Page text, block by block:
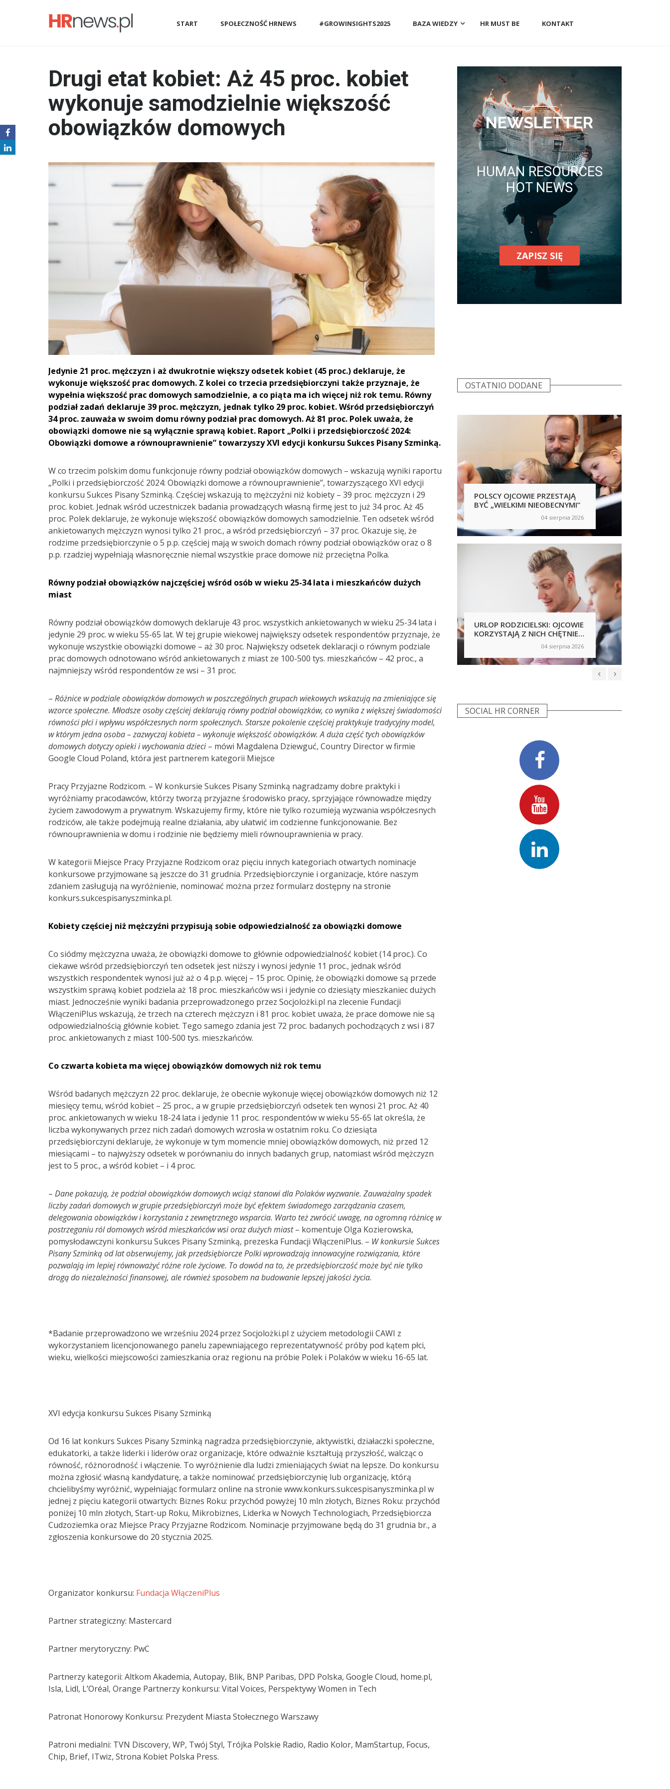
START SPOŁECZNOŚĆ HRNEWS #GROWINSIGHTS2025 BAZA WIEDZY HR MUST BE KONTAKT
Drugi etat kobiet: Aż 45 proc. kobiet
wykonuje samodzielnie większość
obowiązków domowych
Jedynie 21 proc. mężczyzn i aż dwukrotnie większy odsetek kobiet (45 proc.) deklaruje, że
wykonuje większość prac domowych. Z kolei co trzecia przedsiębiorczyni także przyznaje, że
wypełnia większość prac domowych samodzielnie, a co piąta ma ich więcej niż rok temu. Równy
podział zadań deklaruje 39 proc. mężczyzn, jednak tylko 29 proc. kobiet. Wśród przedsiębiorczyń
34 proc. zauważa w swoim domu równy podział prac domowych. Aż 81 proc. Polek uważa, że
obowiązki domowe nie są wyłącznie sprawą kobiet. Raport „Polki i przedsiębiorczość 2024:
Obowiązki domowe a równouprawnienie” towarzyszy XVI edycji konkursu Sukces Pisany Szminką.
W co trzecim polskim domu funkcjonuje równy podział obowiązków domowych – wskazują wyniki raportu
„Polki i przedsiębiorczość 2024: Obowiązki domowe a równouprawnienie”, towarzyszącego XVI edycji
konkursu Sukces Pisany Szminką. Częściej wskazują to mężczyźni niż kobiety – 39 proc. mężczyzn i 29
proc. kobiet. Jednak wśród uczestniczek badania prowadzących własną firmę jest to już 34 proc. Aż 45
proc. Polek deklaruje, że wykonuje większość obowiązków domowych samodzielnie. Ten odsetek wśród
ankietowanych mężczyzn wynosi tylko 21 proc., a wśród przedsiębiorczyń – 37 proc. Okazuje się, że
rodzime przedsiębiorczynie o 5 p.p. częściej mają w swoich domach równy podział obowiązków oraz o 8
p.p. rzadziej wypełniają własnoręcznie niemal wszystkie prace domowe niż przeciętna Polka.
Równy podział obowiązków najczęściej wśród osób w wieku 25-34 lata i mieszkańców dużych
miast
Równy podział obowiązków domowych deklaruje 43 proc. wszystkich ankietowanych w wieku 25-34 lata i
jedynie 29 proc. w wieku 55-65 lat. W tej grupie wiekowej największy odsetek respondentów przyznaje, że
wykonuje wszystkie obowiązki domowe – aż 30 proc. Największy odsetek deklaracji o równym podziale
prac domowych odnotowano wśród ankietowanych z miast ze 100-500 tys. mieszkańców – 42 proc., a
najmniejszy wśród respondentów ze wsi – 31 proc.
– Różnice w podziale obowiązków domowych w poszczególnych grupach wiekowych wskazują na zmieniające się
wzorce społeczne. Młodsze osoby częściej deklarują równy podział obowiązków, co wynika z większej świadomości
równości płci i wpływu współczesnych norm społecznych. Starsze pokolenie częściej praktykuje tradycyjny model,
w którym jedna osoba – zazwyczaj kobieta – wykonuje większość obowiązków. A duża część tych obowiązków
domowych dotyczy opieki i wychowania dzieci– mówi Magdalena Dziewguć, Country Director w firmie
Google Cloud Poland, która jest partnerem kategorii Miejsce
Pracy Przyjazne Rodzicom. – W konkursie Sukces Pisany Szminką nagradzamy dobre praktyki i
wyróżniamy pracodawców, którzy tworzą przyjazne środowisko pracy, sprzyjające równowadze między
życiem zawodowym a prywatnym. Wskazujemy firmy, które nie tylko rozumieją wyzwania współczesnych
rodziców, ale także podejmują realne działania, aby ułatwić im codzienne funkcjonowanie. Bez
równouprawnienia w domu i rodzinie nie będziemy mieli równouprawnienia w pracy.
W kategorii Miejsce Pracy Przyjazne Rodzicom oraz pięciu innych kategoriach otwartych nominacje
konkursowe przyjmowane są jeszcze do 31 grudnia. Przedsiębiorczynie i organizacje, które naszym
zdaniem zasługują na wyróżnienie, nominować można przez formularz dostępny na stronie
konkurs.sukcespisanyszminka.pl.
Kobiety częściej niż mężczyźni przypisują sobie odpowiedzialność za obowiązki domowe
Co siódmy mężczyzna uważa, że obowiązki domowe to głównie odpowiedzialność kobiet (14 proc.). Co
ciekawe wśród przedsiębiorczyń ten odsetek jest niższy i wynosi jedynie 11 proc., jednak wśród
wszystkich respondentek wynosi już aż o 4 p.p. więcej – 15 proc. Opinię, że obowiązki domowe są przede
wszystkim sprawą kobiet podziela aż 18 proc. mieszkańców wsi i jedynie co dziesiąty mieszkaniec dużych
miast. Jednocześnie wyniki badania przeprowadzonego przez Socjolożki.pl na zlecenie Fundacji
WłączeniPlus wskazują, że trzech na czterech mężczyzn i 81 proc. kobiet uważa, że prace domowe nie są
odpowiedzialnością głównie kobiet. Tego samego zdania jest 72 proc. badanych pochodzących z wsi i 87
proc. ankietowanych z miast 100-500 tys. mieszkańców.
Co czwarta kobieta ma więcej obowiązków domowych niż rok temu
Wśród badanych mężczyzn 22 proc. deklaruje, że obecnie wykonuje więcej obowiązków domowych niż 12
miesięcy temu, wśród kobiet – 25 proc., a w grupie przedsiębiorczyń odsetek ten wynosi 21 proc. Aż 40
proc. ankietowanych w wieku 18-24 lata i jedynie 11 proc. respondentów w wieku 55-65 lat określa, że
liczba wykonywanych przez nich zadań domowych wzrosła w ostatnim roku. Co dziesiąta
przedsiębiorczyni deklaruje, że wykonuje w tym momencie mniej obowiązków domowych, niż przed 12
miesiącami – to najwyższy odsetek w porównaniu do innych badanych grup, natomiast wśród mężczyzn
jest to 5 proc., a wśród kobiet – i 4 proc.
– Dane pokazują, że podział obowiązków domowych wciąż stanowi dla Polaków wyzwanie. Zauważalny spadek
liczby zadań domowych w grupie przedsiębiorczyń może być efektem świadomego zarządzania czasem,
delegowania obowiązków i korzystania z zewnętrznego wsparcia. Warto też zwrócić uwagę, na ogromną różnicę w
postrzeganiu ról domowych wśród mieszkańców wsi oraz dużych miast– komentuje Olga Kozierowska,
pomysłodawczyni konkursu Sukces Pisany Szminką, prezeska Fundacji WłączeniPlus. – W konkursie Sukces
Pisany Szminką od lat obserwujemy, jak przedsiębiorcze Polki wprowadzają innowacyjne rozwiązania, które
pozwalają im lepiej równoważyć różne role życiowe. To dowód na to, że przedsiębiorczość może być nie tylko
drogą do niezależności finansowej, ale również sposobem na budowanie lepszej jakości życia.
*Badanie przeprowadzono we wrześniu 2024 przez Socjolożki.pl z użyciem metodologii CAWI z
wykorzystaniem licencjonowanego panelu zapewniającego reprezentatywność próby pod kątem płci,
wieku, wielkości miejscowości zamieszkania oraz regionu na próbie Polek i Polaków w wieku 16-65 lat.
XVI edycja konkursu Sukces Pisany Szminką
Od 16 lat konkurs Sukces Pisany Szminką nagradza przedsiębiorczynie, aktywistki, działaczki społeczne,
edukatorki, a także liderki i liderów oraz organizacje, które odważnie kształtują przyszłość, walcząc o
równość, różnorodność i włączenie. To wyróżnienie dla ludzi zmieniających świat na lepsze. Do konkursu
można zgłosić własną kandydaturę, a także nominować przedsiębiorczynię lub organizację, którą
chcielibyśmy wyróżnić, wypełniając formularz online na stronie www.konkurs.sukcespisanyszminka.pl w
jednej z pięciu kategorii otwartych: Biznes Roku: przychód powyżej 10 mln złotych, Biznes Roku: przychód
poniżej 10 mln złotych, Start-up Roku, Mikrobiznes, Liderka w Nowych Technologiach, Przedsiębiorcza
Cudzoziemka oraz Miejsce Pracy Przyjazne Rodzicom. Nominacje przyjmowane będą do 31 grudnia br., a
zgłoszenia konkursowe do 20 stycznia 2025.
Organizator konkursu: Fundacja WłączeniPlus
Partner strategiczny: Mastercard
Partner merytoryczny: PwC
Partnerzy kategorii: Altkom Akademia, Autopay, Blik, BNP Paribas, DPD Polska, Google Cloud, home.pl,
Isla, Lidl, L’Oréal, Orange Partnerzy konkursu: Vital Voices, Perspektywy Women in Tech
Patronat Honorowy Konkursu: Prezydent Miasta Stołecznego Warszawy
Patroni medialni: TVN Discovery, WP, Twój Styl, Trójka Polskie Radio, Radio Kolor, MamStartup, Focus,
Chip, Brief, ITwiz, Strona Kobiet Polska Press.
NEWSLETTER
HUMAN RESOURCES
HOT NEWS
ZAPISZ SIĘ
OSTATNIO DODANE
FIRMA GOTOWA NA AI:
PROBLEMEM NIE SĄ DANE, ALE
SPOSÓB DZIAŁANIA
ORGANIZACJI – OPOWIADA
PIOTR PSZCZÓŁKOWSKI, CEO
ASKEE I INICJATOR „MANIFESTU
ORGANIZACJI DZIAŁAJĄCYCH Z
AI”
on 31 lipca 2026
KOBIETY W PRACY: MIĘDZY
AMBICJĄ A WYPALENIEM. JAK
HR MOŻE REALNIE JE
WSPIERAĆ?
on 27 lipca 2026
POLSCY OJCOWIE PRZESTAJĄ
BYĆ „WIELKIMI NIEOBECNYMI”
04 sierpnia 2026
URLOP RODZICIELSKI: OJCOWIE
KORZYSTAJĄ Z NICH CHĘTNIEJ,
ALE NIERÓWNOŚCI NADAL SĄ
04 sierpnia 2026
SOCIAL HR CORNER